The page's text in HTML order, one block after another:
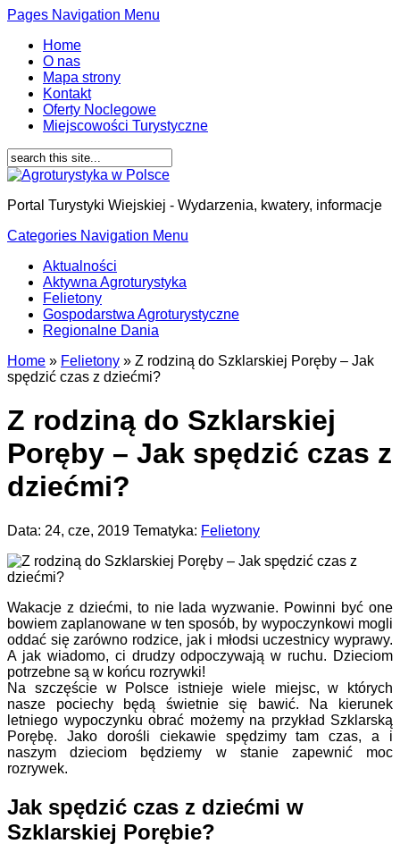
Pages Navigation Menu
Home
O nas
Mapa strony
Kontakt
Oferty Noclegowe
Miejscowości Turystyczne
Portal Turystyki Wiejskiej - Wydarzenia, kwatery, informacje
Categories Navigation Menu
Aktualności
Aktywna Agroturystyka
Felietony
Gospodarstwa Agroturystyczne
Regionalne Dania
Home » Felietony » Z rodziną do Szklarskiej Poręby – Jak
spędzić czas z dziećmi?
Z rodziną do Szklarskiej
Poręby – Jak spędzić czas z
dziećmi?
Data: 24, cze, 2019 Tematyka: Felietony
Wakacje z dziećmi, to nie lada wyzwanie. Powinni być one
bowiem zaplanowane w ten sposób, by wypoczynkowi mogli
oddać się zarówno rodzice, jak i młodsi uczestnicy wyprawy.
A jak wiadomo, ci drudzy odpoczywają w ruchu. Dzieciom
potrzebne są w końcu rozrywki!
Na szczęście w Polsce istnieje wiele miejsc, w których
nasze pociechy będą świetnie się bawić. Na kierunek
letniego wypoczynku obrać możemy na przykład Szklarską
Porębę. Jako dorośli ciekawie spędzimy tam czas, a i
naszym dzieciom będziemy w stanie zapewnić moc
rozrywek.
Jak spędzić czas z dziećmi w
Szklarskiej Porębie?